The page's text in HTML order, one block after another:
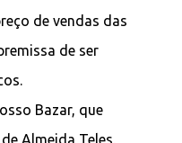
de vendas das
de ser
Bazar, que
Almeida Teles,